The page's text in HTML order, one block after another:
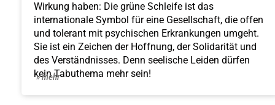
Wirkung haben: Die grüne Schleife ist das
internationale Symbol für eine Gesellschaft, die offen
und tolerant mit psychischen Erkrankungen umgeht.
Sie ist ein Zeichen der Hoffnung, der Solidarität und
des Verständnisses. Denn seelische Leiden dürfen
kein Tabuthema mehr sein!
» mehr